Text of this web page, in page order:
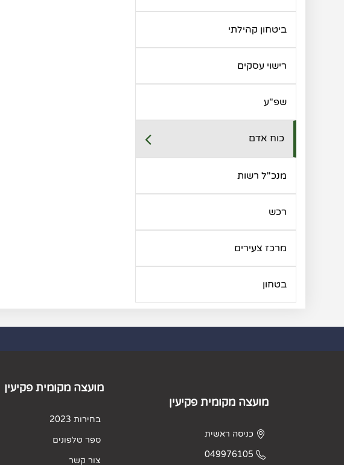
ביטחון קהילתי
רישוי עסקים
שפ"ע
כוח אדם
מנכ"ל רשות
רכש
מרכז צעירים
בטחון
מועצה מקומית פקיעין
כניסה ראשית
049976105
מועצה מקומית פקיעין
בחירות 2023
ספר טלפונים
צור קשר